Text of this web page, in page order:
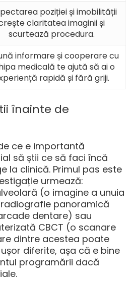
poziției și imobilității
claritatea imaginii și
scurtează procedura.
informare și cooperare cu
medicală te ajută să ai o
rapidă și fără griji.
înainte de
ce e importantă
să știi ce să faci încă
la clinică. Primul pas este
urmează:
(o imagine a unuia
panoramică
dentare) sau
CBCT (o scanare
dintre acestea poate
diferite, așa că e bine
programării dacă